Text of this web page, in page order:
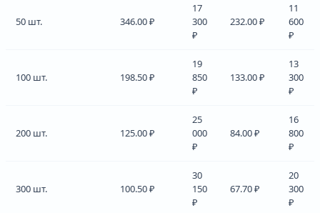
50 шт. 346.00 ₽
17
300
₽
232.00 ₽
11
600
₽
100 шт. 198.50 ₽
19
850
₽
133.00 ₽
13
300
₽
200 шт. 125.00 ₽
25
000
₽
84.00 ₽
16
800
₽
300 шт. 100.50 ₽
30
150
₽
67.70 ₽
20
300
₽